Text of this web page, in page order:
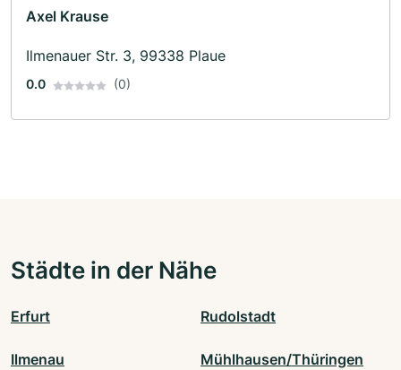
Axel Krause
Ilmenauer Str. 3, 99338 Plaue
0.0 (0)
Städte in der Nähe
Erfurt Rudolstadt
Ilmenau Mühlhausen/Thüringen